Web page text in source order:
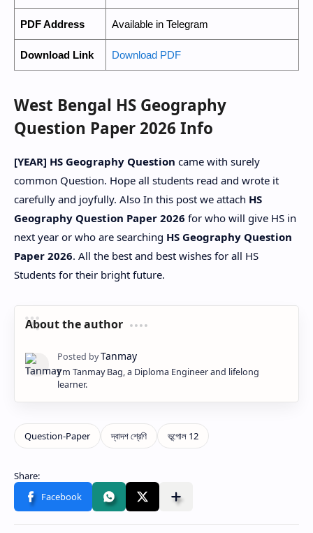
PDF Address Available in Telegram
Download Link Download PDF
West Bengal HS Geography
Question Paper 2026 Info
[YEAR] HS Geography Question came with surely
common Question. Hope all students read and wrote it
carefully and joyfully. Also In this post we attach HS
Geography Question Paper 2026 for who will give HS in
next year or who are searching HS Geography Question
Paper 2026. All the best and best wishes for all HS
Students for their bright future.
About the author
I'm Tanmay Bag, a Diploma Engineer and lifelong
learner.